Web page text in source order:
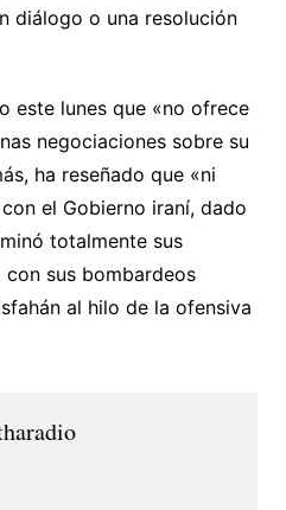
diálogo o una resolución
este lunes que «no ofrece
negociaciones sobre su
ha reseñado que «ni
el Gobierno iraní, dado
totalmente sus
con sus bombardeos
al hilo de la ofensiva